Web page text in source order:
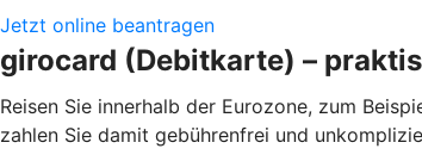
Jetzt online beantragen
girocard (Debitkarte) –
Reisen Sie innerhalb der Eurozone, zum
zahlen Sie damit gebührenfrei und